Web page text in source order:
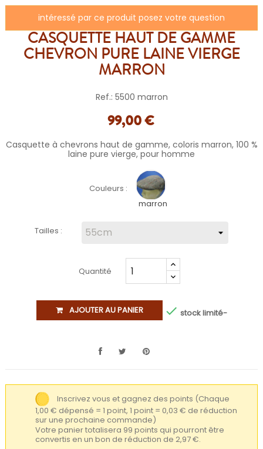
intéressé par ce produit posez votre question
CASQUETTE HAUT DE GAMME
CHEVRON PURE LAINE VIERGE
MARRON
Ref.: 5500 marron
99,00 €
Casquette à chevrons haut de gamme, coloris marron, 100 %
laine pure vierge, pour homme
Couleurs :
marron
Tailles :
Quantité
AJOUTER AU PANIER  stock limité-
Inscrivez vous et gagnez des points (Chaque
1,00 € dépensé = 1 point, 1 point = 0,03 € de réduction
sur une prochaine commande)
Votre panier totalisera 99 points qui pourront être
convertis en un bon de réduction de 2,97 €.